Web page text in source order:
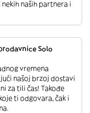
naših partnera i
Solo
vremena
našoj brzoj dostavi
za tili čas! Takođe
ti odgovara, čak i